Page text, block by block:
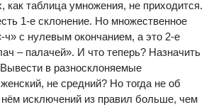
таблица умножения, не приходится.
1-е склонение. Но множественное
ч» с нулевым окончанием, а это 2-е
– палачей». И что теперь? Назначить
в разносклоняемые
не средний? Но тогда не об
нём исключений из правил больше, чем